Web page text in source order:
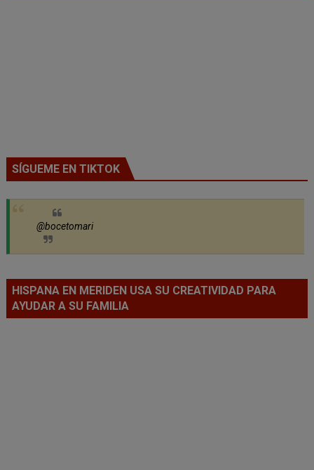
SÍGUEME EN TIKTOK
@bocetomari
HISPANA EN MERIDEN USA SU CREATIVIDAD PARA
AYUDAR A SU FAMILIA